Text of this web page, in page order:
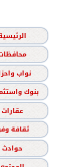
نواب
بنوك
عقارات
ثقافة
حوادث